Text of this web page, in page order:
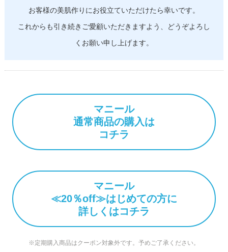
お客様の美肌作りにお役立ていただけたら幸いです。
これからも引き続きご愛顧いただきますよう、どうぞよろし
くお願い申し上げます。
マニール
通常商品の購入は
コチラ
マニール
≪20％off≫はじめての方に
詳しくはコチラ
※定期購入商品はクーポン対象外です。予めご了承ください。